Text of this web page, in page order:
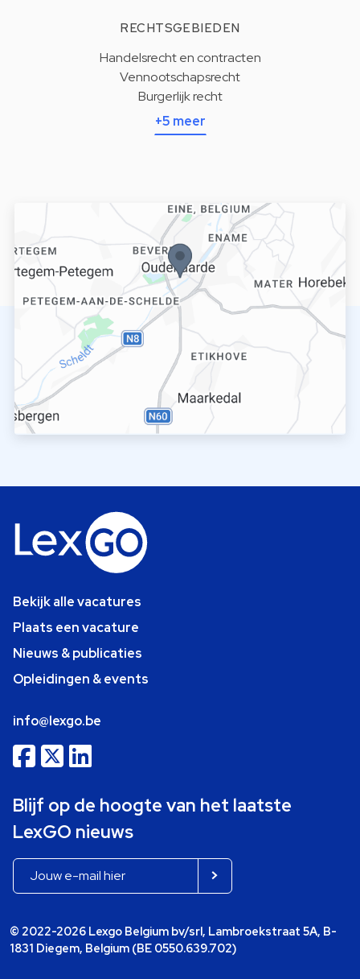
RECHTSGEBIEDEN
Handelsrecht en contracten
Vennootschapsrecht
Burgerlijk recht
+5 meer
Bekijk alle vacatures
Plaats een vacature
Nieuws & publicaties
Opleidingen & events
info@lexgo.be
Blijf op de hoogte van het laatste
LexGO nieuws
© 2022-2026 Lexgo Belgium bv/srl, Lambroekstraat 5A, B-
1831 Diegem, Belgium (BE 0550.639.702)